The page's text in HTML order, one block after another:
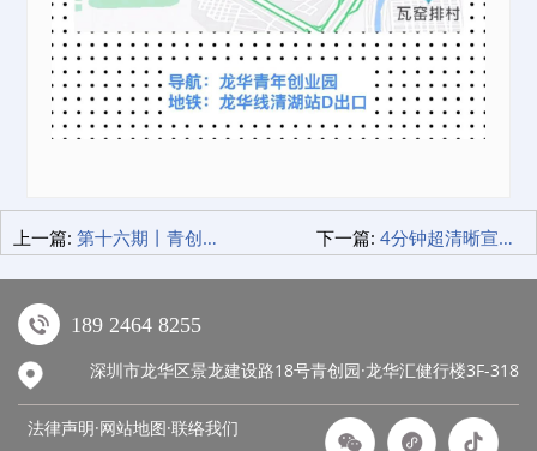
上一篇: 第十六期丨青创市集，再次启动，一切美好再现！ 下一篇: 4分钟超清晰宣传片 我们的青创园，每一帧都美得像画！
189 2464 8255
深圳市龙华区景龙建设路18号青创园·龙华汇健行楼3F-318
法律声明·网站地图·联络我们